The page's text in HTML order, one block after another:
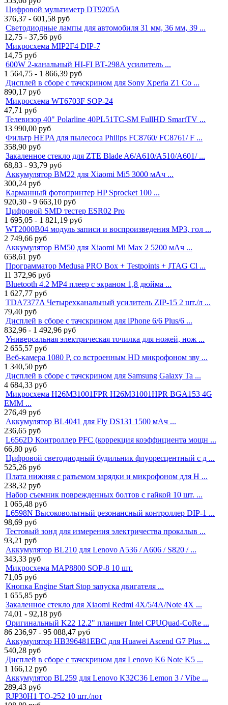
Цифровой мультиметр DT9205A
376,37 - 601,58 руб
Светодиодные лампы для автомобиля 31 мм, 36 мм, 39 ...
12,75 - 37,56 руб
Микросхема MIP2F4 DIP-7
14,75 руб
600W 2-канальный HI-FI BT-298A усилитель ...
1 564,75 - 1 866,39 руб
Дисплей в сборе с тачскрином для Sony Xperia Z1 Co ...
890,17 руб
Микросхема WT6703F SOP-24
47,71 руб
Телевизор 40" Polarline 40PL51TC-SM FullHD SmartTV ...
13 990,00 руб
Фильтр HEPA для пылесоса Philips FC8760/ FC8761/ F ...
358,90 руб
Закаленное стекло для ZTE Blade A6/A610/A510/A601/ ...
68,83 - 93,79 руб
Аккумулятор BM22 для Xiaomi Mi5 3000 мАч ...
300,24 руб
Карманный фотопринтер HP Sprocket 100 ...
920,30 - 9 663,10 руб
Цифровой SMD тестер ESR02 Pro
1 695,05 - 1 821,19 руб
WT2000B04 модуль записи и воспроизведения MP3, гол ...
2 749,66 руб
Аккумулятор BM50 для Xiaomi Mi Max 2 5200 мАч ...
658,61 руб
Программатор Medusa PRO Box + Testpoints + JTAG Cl ...
11 372,96 руб
Bluetooth 4.2 MP4 плеер с экраном 1,8 дюйма ...
1 627,77 руб
TDA7377A Четырехканальный усилитель ZIP-15 2 шт./л ...
79,40 руб
Дисплей в сборе с тачскрином для iPhone 6/6 Plus/6 ...
832,96 - 1 492,96 руб
Универсальная электрическая точилка для ножей, нож ...
2 655,57 руб
Веб-камера 1080 P, со встроенным HD микрофоном зву ...
1 340,50 руб
Дисплей в сборе с тачскрином для Samsung Galaxy Ta ...
4 684,33 руб
Микросхема H26M31001FPR H26M31001HPR BGA153 4G
EMM ...
276,49 руб
Аккумулятор BL4041 для Fly DS131 1500 мАч ...
236,65 руб
L6562D Контроллер PFC (коррекция коэффициента мощн ...
66,80 руб
Цифровой светодиодный будильник флуоресцентный с д ...
525,26 руб
Плата нижняя с разъемом зарядки и микрофоном для H ...
238,32 руб
Набор съемник поврежденных болтов с гайкой 10 шт. ...
1 065,48 руб
L6598N Высоковольтный резонансный контроллер DIP-1 ...
98,69 руб
Тестовый зонд для измерения электричества прокалыв ...
93,21 руб
Аккумулятор BL210 для Lenovo A536 / A606 / S820 / ...
343,33 руб
Микросхема MAP8800 SOP-8 10 шт.
71,05 руб
Кнопка Engine Start Stop запуска двигателя ...
1 655,85 руб
Закаленное стекло для Xiaomi Redmi 4X/5/4A/Note 4X ...
74,01 - 92,18 руб
Оригинальный K22 12.2" планшет Intel CPUQuad-CoRe ...
86 236,97 - 95 088,47 руб
Аккумулятор HB396481EBC для Huawei Ascend G7 Plus ...
540,28 руб
Дисплей в сборе с тачскрином для Lenovo K6 Note K5 ...
1 166,12 руб
Аккумулятор BL259 для Lenovo K32C36 Lemon 3 / Vibe ...
289,43 руб
RJP30H1 TO-252 10 шт./лот